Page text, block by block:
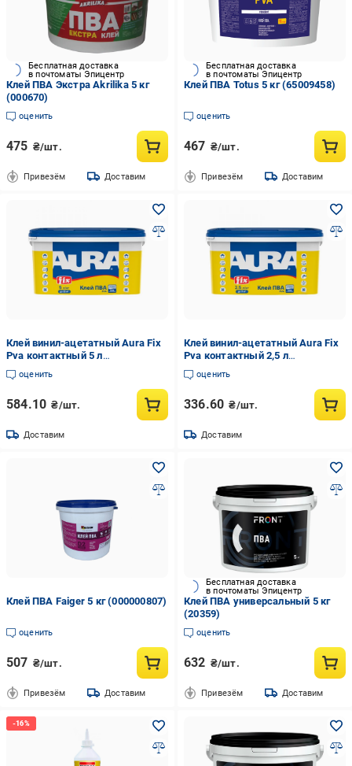
Бесплатная доставка
в почтоматы Эпицентр
Клей ПВА Экстра Akrilika 5 кг
(000670)
оценить
475 ₴/шт.
Привезём Доставим
Бесплатная доставка
в почтоматы Эпицентр
Клей ПВА Totus 5 кг (65009458)
оценить
467 ₴/шт.
Привезём Доставим
Клей винил-ацетатный Aura Fix
Pva контактный 5 л
(2571785427)
оценить
584.10 ₴/шт.
Доставим
Клей винил-ацетатный Aura Fix
Pva контактный 2,5 л
(2571783927)
оценить
336.60 ₴/шт.
Доставим
Клей ПВА Faiger 5 кг (000000807)
оценить
507 ₴/шт.
Привезём Доставим
Бесплатная доставка
в почтоматы Эпицентр
Клей ПВА универсальный 5 кг
(20359)
оценить
632 ₴/шт.
Привезём Доставим